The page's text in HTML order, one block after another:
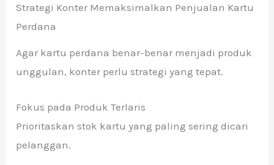
Strategi Konter Memaksimalkan Penjualan Kartu
Perdana
Agar kartu perdana benar-benar menjadi produk
unggulan, konter perlu strategi yang tepat.
Fokus pada Produk Terlaris
Prioritaskan stok kartu yang paling sering dicari
pelanggan.